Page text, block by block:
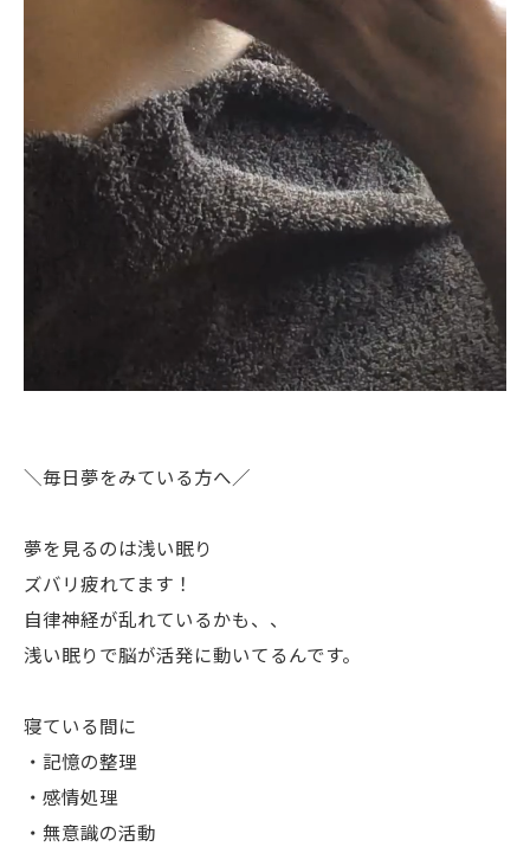
＼毎日夢をみている方へ／
夢を見るのは浅い眠り
ズバリ疲れてます！
自律神経が乱れているかも、、
浅い眠りで脳が活発に動いてるんです。
寝ている間に
・記憶の整理
・感情処理
・無意識の活動